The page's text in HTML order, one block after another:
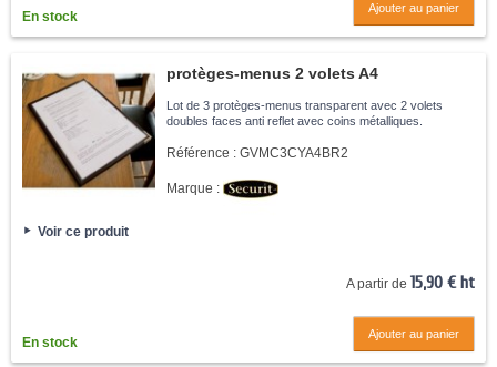
En stock
Ajouter au panier
protèges-menus 2 volets A4
Lot de 3 protèges-menus transparent avec 2 volets
doubles faces anti reflet avec coins métalliques.
Référence : GVMC3CYA4BR2
Marque :
Voir ce produit
A partir de 15,90 € ht
En stock
Ajouter au panier